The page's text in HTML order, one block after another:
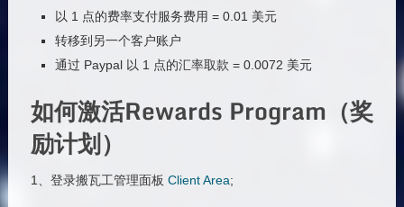
以 1 点的费率支付服务费用 = 0.01 美元
转移到另一个客户账户
通过 Paypal 以 1 点的汇率取款 = 0.0072 美元
如何激活Rewards Program（奖
励计划）
1、登录搬瓦工管理面板 Client Area;